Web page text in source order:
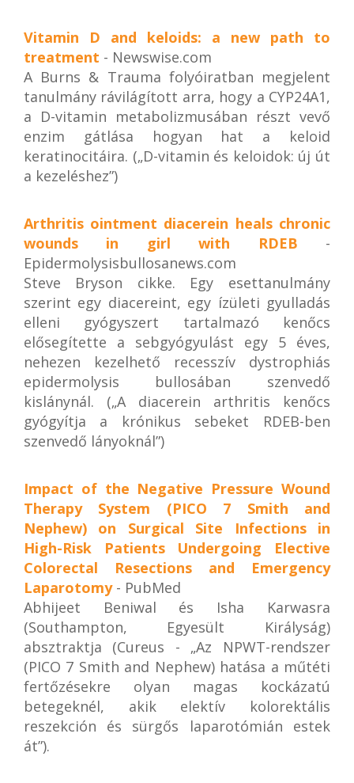
Vitamin D and keloids: a new path to
treatment - Newswise.com
A Burns & Trauma folyóiratban megjelent
tanulmány rávilágított arra, hogy a CYP24A1,
a D-vitamin metabolizmusában részt vevő
enzim gátlása hogyan hat a keloid
keratinocitáira. („D-vitamin és keloidok: új út
a kezeléshez”)
Arthritis ointment diacerein heals chronic
wounds in girl with RDEB -
Epidermolysisbullosanews.com
Steve Bryson cikke. Egy esettanulmány
szerint egy diacereint, egy ízületi gyulladás
elleni gyógyszert tartalmazó kenőcs
elősegítette a sebgyógyulást egy 5 éves,
nehezen kezelhető recesszív dystrophiás
epidermolysis bullosában szenvedő
kislánynál. („A diacerein arthritis kenőcs
gyógyítja a krónikus sebeket RDEB-ben
szenvedő lányoknál”)
Impact of the Negative Pressure Wound
Therapy System (PICO 7 Smith and
Nephew) on Surgical Site Infections in
High-Risk Patients Undergoing Elective
Colorectal Resections and Emergency
Laparotomy- PubMed
Abhijeet Beniwal és Isha Karwasra
(Southampton, Egyesült Királyság)
absztraktja (Cureus - „Az NPWT-rendszer
(PICO 7 Smith and Nephew) hatása a műtéti
fertőzésekre olyan magas kockázatú
betegeknél, akik elektív kolorektális
reszekción és sürgős laparotómián estek
át”).